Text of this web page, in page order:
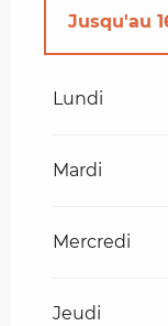
Jusqu'au
Lundi
Mardi
Mercredi
Jeudi